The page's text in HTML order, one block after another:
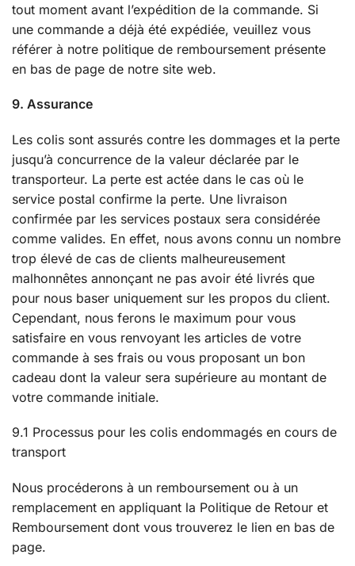
tout moment avant l’expédition de la commande. Si
une commande a déjà été expédiée, veuillez vous
référer à notre politique de remboursement présente
en bas de page de notre site web.
9. Assurance
Les colis sont assurés contre les dommages et la perte
jusqu’à concurrence de la valeur déclarée par le
transporteur. La perte est actée dans le cas où le
service postal confirme la perte. Une livraison
confirmée par les services postaux sera considérée
comme valides. En effet, nous avons connu un nombre
trop élevé de cas de clients malheureusement
malhonnêtes annonçant ne pas avoir été livrés que
pour nous baser uniquement sur les propos du client.
Cependant, nous ferons le maximum pour vous
satisfaire en vous renvoyant les articles de votre
commande à ses frais ou vous proposant un bon
cadeau dont la valeur sera supérieure au montant de
votre commande initiale.
9.1 Processus pour les colis endommagés en cours de
transport
Nous procéderons à un remboursement ou à un
remplacement en appliquant la Politique de Retour et
Remboursement dont vous trouverez le lien en bas de
page.